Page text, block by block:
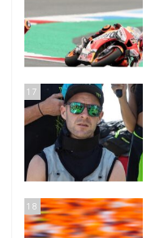
17
18